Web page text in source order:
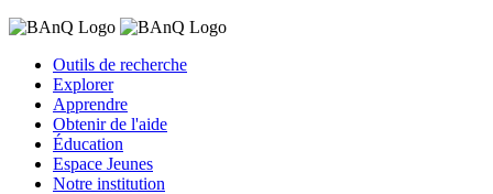
Outils de recherche
Explorer
Apprendre
Obtenir de l'aide
Éducation
Espace Jeunes
Notre institution